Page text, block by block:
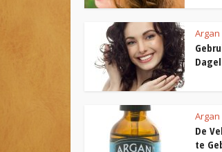
Argan
Argan
De
te